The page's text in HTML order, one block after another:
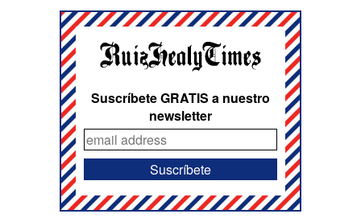
Suscríbete GRATIS a nuestro
newsletter